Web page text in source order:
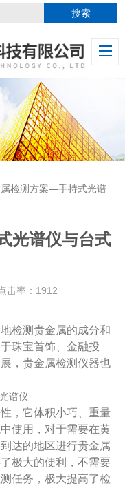
检测方案—手持式光谱
光谱仪与台式
击率：1912
检测贵金属的成分和
珠宝首饰、金融投
，贵金属检测仪器也
，它体积小巧、重量
使用，对于需要在黄
达的地区进行贵金属
极大的便利，不需要
任务，极大提高了检